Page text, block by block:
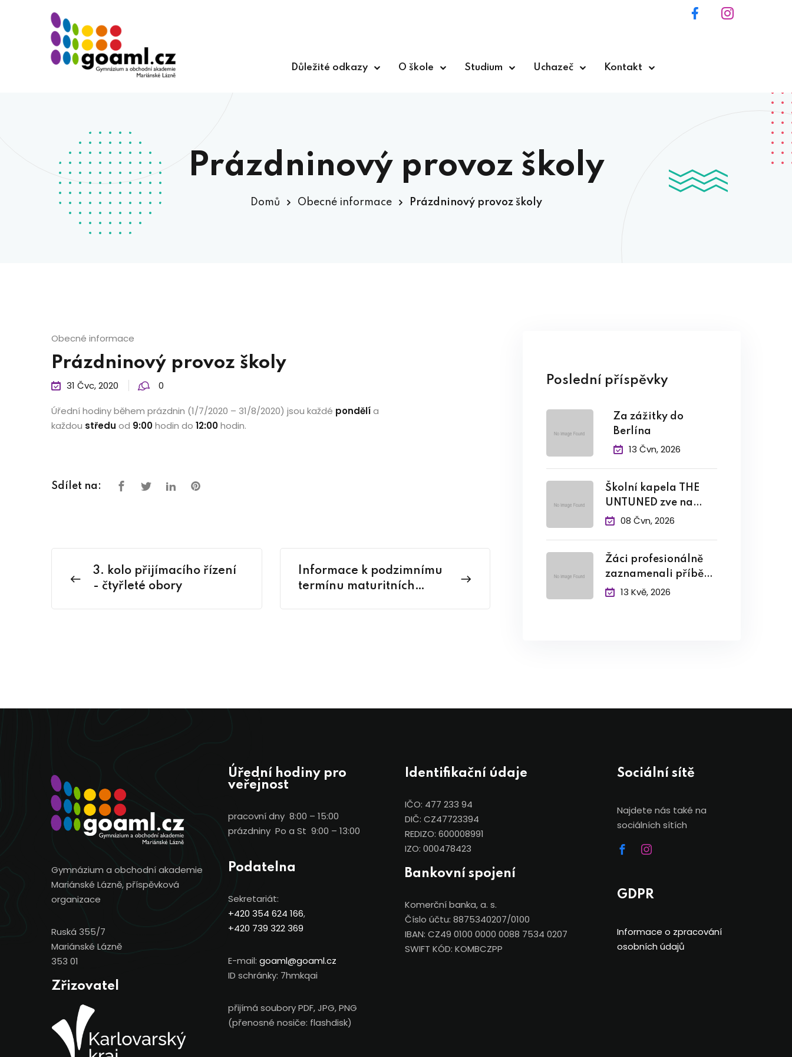
Důležité odkazy O škole Studium Uchazeč Kontakt
Prázdninový provoz školy
Domů Obecné informace Prázdninový provoz školy
Obecné informace
Prázdninový provoz školy
31 Čvc, 2020 0
Úřední hodiny během prázdnin (1/7/2020 – 31/8/2020) jsou každé pondělía
každou středu od 9:00hodin do 12:00hodin.
Sdílet na:
3. kolo přijímacího řízení
- čtyřleté obory
Informace k podzimnímu
termínu maturitních
Poslední příspěvky
Za zážitky do
Berlína
13 Čvn, 2026
Školní kapela THE
UNTUNED zve na
závěrečný
08 Čvn, 2026
Žáci profesionálně
zaznamenali příběh
pamětníka
13 Kvě, 2026
Gymnázium a obchodní akademie
Mariánské Lázně, příspěvková
organizace
Ruská 355/7
Mariánské Lázně
353 01
Zřizovatel
Úřední hodiny pro
veřejnost
pracovní dny 8:00 – 15:00
prázdniny Po a St 9:00 – 13:00
Podatelna
Sekretariát:
+420 354 624 166,
+420 739 322 369
E-mail: goaml@goaml.cz
ID schránky: 7hmkqai
přijímá soubory PDF, JPG, PNG
(přenosné nosiče: flashdisk)
Identifikační údaje
IČO: 477 233 94
DIČ: CZ47723394
REDIZO: 600008991
IZO: 000478423
Bankovní spojení
Komerční banka, a. s.
Číslo účtu: 8875340207/0100
IBAN: CZ49 0100 0000 0088 7534 0207
SWIFT KÓD: KOMBCZPP
Sociální sítě
Najdete nás také na
sociálních sítích
GDPR
Informace o zpracování
osobních údajů